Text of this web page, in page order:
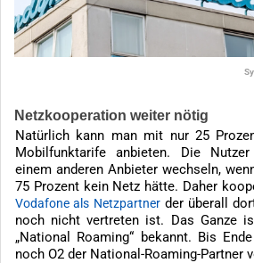
Netzkooperation weiter nötig
Natürlich kann man mit nur 25
Mobilfunktarife anbieten. Die
einem anderen Anbieter wechseln,
75 Prozent kein Netz hätte. Daher
Vodafone als Netzpartnerder überall
noch nicht vertreten ist. Das Ganze
„National Roaming“ bekannt. Bis
noch O2 der National-Roaming-Partner